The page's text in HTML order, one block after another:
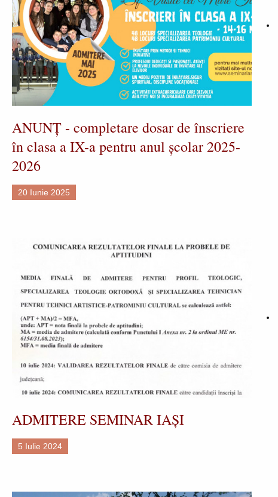
ANUNȚ - completare dosar de înscriere
în clasa a IX-a pentru anul școlar 2025-
2026
20 Iunie 2025
ADMITERE SEMINAR IAȘI
5 Iulie 2024